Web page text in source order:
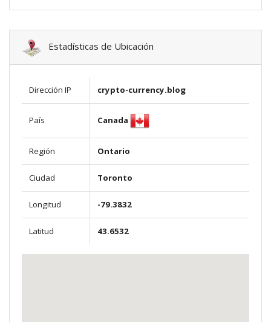
Estadísticas de Ubicación
Dirección IP crypto-currency.blog
País Canada
Región Ontario
Ciudad Toronto
Longitud -79.3832
Latitud 43.6532